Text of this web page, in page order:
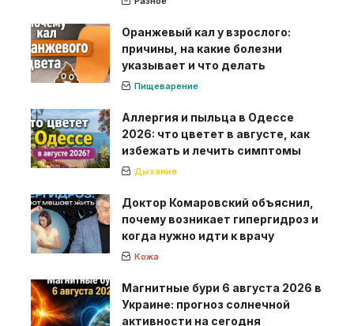
Оранжевый кал у взрослого:
причины, на какие болезни
указывает и что делать
Пищеварение
Аллергия и пыльца в Одессе
2026: что цветет в августе, как
избежать и лечить симптомы
Дыхание
Доктор Комаровский объяснил,
почему возникает гипергидроз и
когда нужно идти к врачу
Кожа
Магнитные бури 6 августа 2026 в
Украине: прогноз солнечной
активности на сегодня